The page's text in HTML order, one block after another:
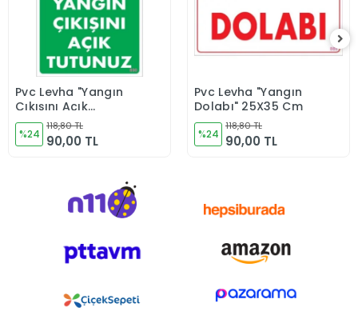
Sepete Ekle
Pvc Levha "Yangın
Çıkışını Açık
Tutunuz" 25X35 Cm
%24
118,80 TL
90,00 TL
Sepete Ekle
Pvc Levha "Yangın
Dolabı" 25X35 Cm
%24
118,80 TL
90,00 TL